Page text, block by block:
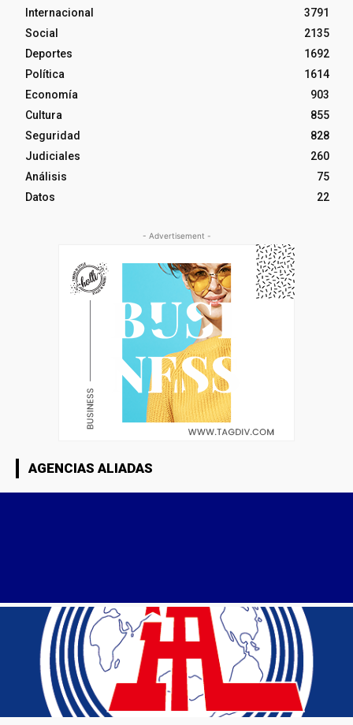
Internacional
3791
Social
2135
Deportes
1692
Política
1614
Economía
903
Cultura
855
Seguridad
828
Judiciales
260
Análisis
75
Datos
22
- Advertisement -
AGENCIAS ALIADAS